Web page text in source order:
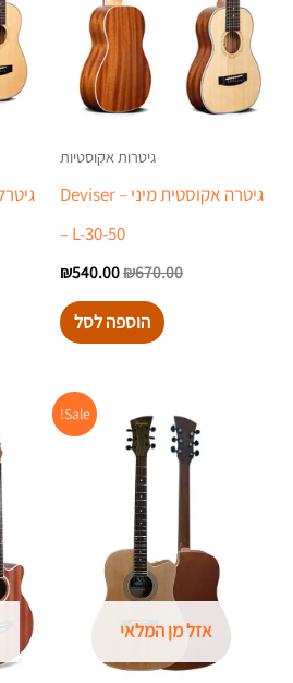
גיטרות אקוסטיות
גיטרה אקוסטית מיני – Deviser
– L-30-50
₪670.00
₪540.00
הוספה לסל
Sale!
אזל מן המלאי
המחיר
המקורי
המחיר
הנוכחי
₪599.00.